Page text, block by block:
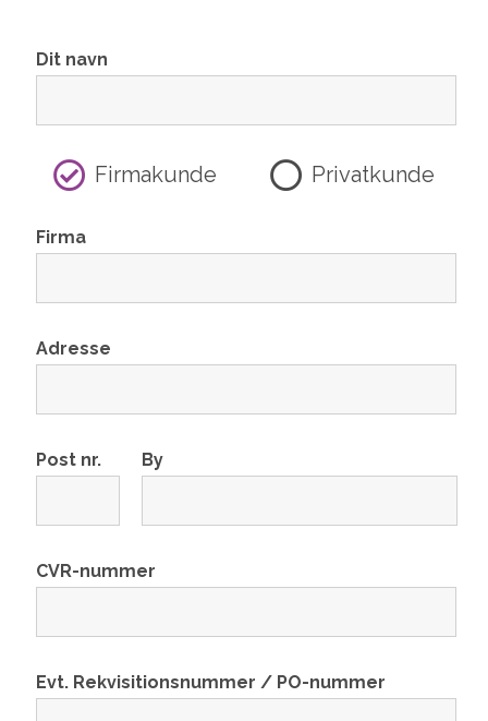
Dit navn
Firmakunde Privatkunde
Firma
Adresse
Post nr. By
CVR-nummer
Evt. Rekvisitionsnummer / PO-nummer